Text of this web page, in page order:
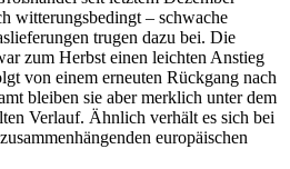
witterungsbedingt ‒ schwache
trugen dazu bei. Die
zum Herbst einen leichten Anstieg
von einem erneuten Rückgang nach
bleiben sie aber merklich unter dem
Verlauf. Ähnlich verhält es sich bei
europäischen